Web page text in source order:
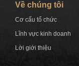
Về chúng tôi
Cơ cấu tổ chức
Lĩnh vực kinh doanh
Lời giới thiệu